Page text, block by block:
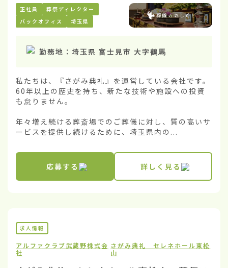
正社員
葬祭ディレクター
バックオフィス
埼玉県
勤務地： 埼玉県 富士見市 大字鶴馬
私たちは、『さがみ典礼』を運営している会社です。
60年以上の歴史を持ち、新たな技術や施設への投資
も怠りません。
年々増え続ける葬斎場でのご葬儀に対し、質の高いサ
ービスを提供し続けるために、埼玉県内の...
応募する 詳しく見る
求人情報
アルファクラブ武蔵野株式会
社
さがみ典礼 セレネホール東松
山